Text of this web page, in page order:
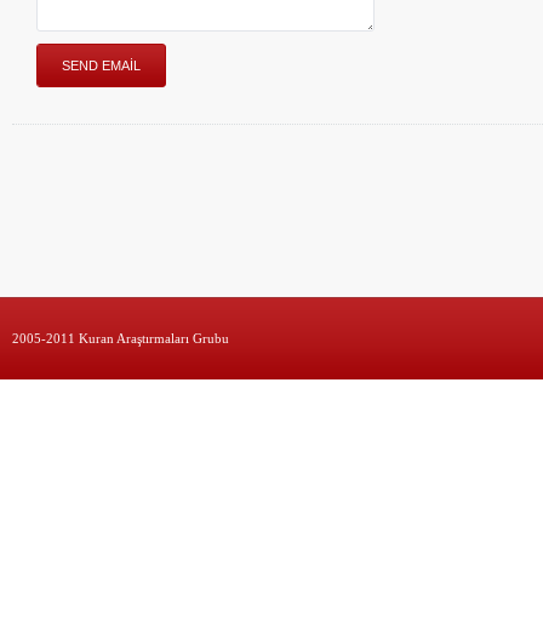
2005-2011 Kuran Araştırmaları Grubu